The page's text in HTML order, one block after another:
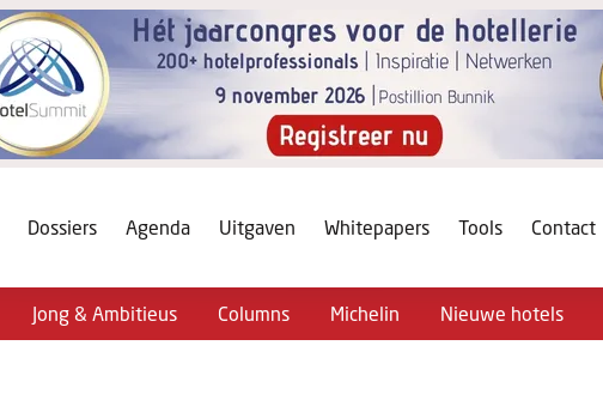
Dossiers Agenda Uitgaven Whitepapers Tools Contact
Jong & Ambitieus Columns Michelin Nieuwe hotels